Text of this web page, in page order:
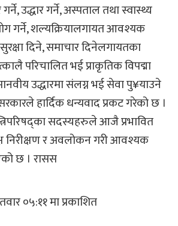
उद्धार गर्ने, अस्पताल तथा स्वास्थ्य
गर्ने, शल्यक्रियालगायत आवश्यक
दिने, समाचार दिनेलगायतका
परिचालित भई प्राकृतिक विपद्मा
उद्धारमा संलग्न भई सेवा पु¥याउने
हार्दिक धन्यवाद प्रकट गरेको छ ।
सदस्यहरुले आजै प्रभावित
निरीक्षण र अवलोकन गरी आवश्यक
छ । रासस
०५:११ मा प्रकाशित